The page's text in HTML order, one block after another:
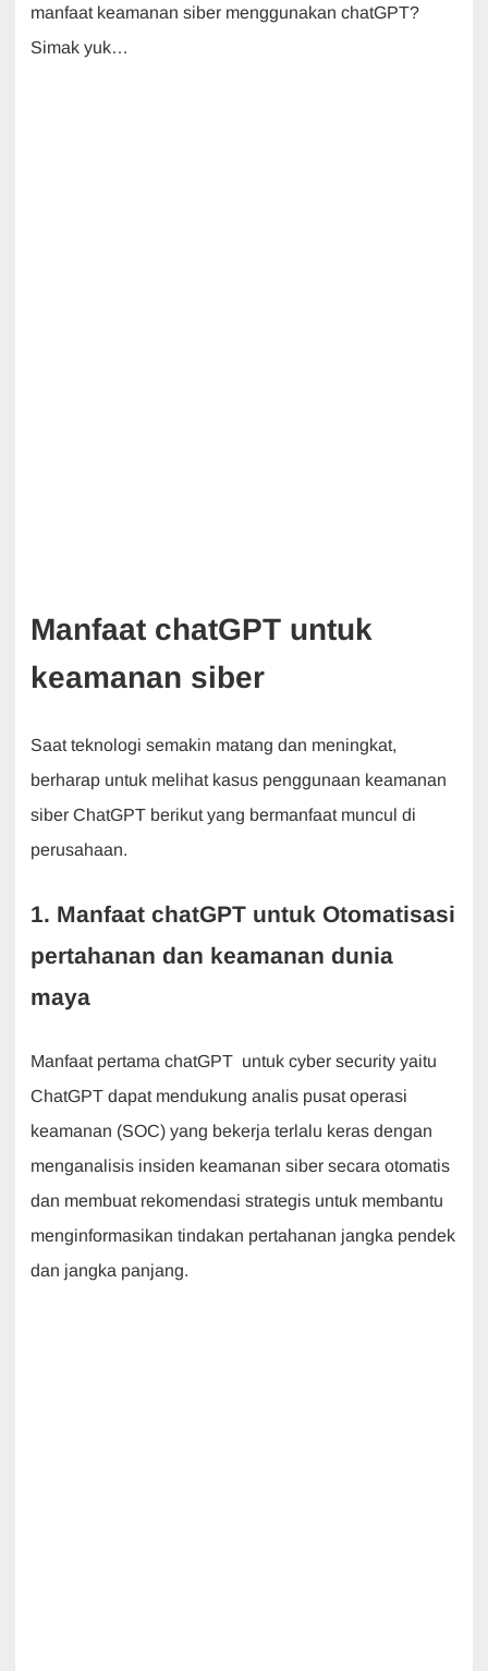
manfaat keamanan siber menggunakan chatGPT?
Simak yuk…
Manfaat chatGPT untuk
keamanan siber
Saat teknologi semakin matang dan meningkat,
berharap untuk melihat kasus penggunaan keamanan
siber ChatGPT berikut yang bermanfaat muncul di
perusahaan.
1. Manfaat chatGPT untuk Otomatisasi
pertahanan dan keamanan dunia
maya
Manfaat pertama chatGPT untuk cyber security yaitu
ChatGPT dapat mendukung analis pusat operasi
keamanan (SOC) yang bekerja terlalu keras dengan
menganalisis insiden keamanan siber secara otomatis
dan membuat rekomendasi strategis untuk membantu
menginformasikan tindakan pertahanan jangka pendek
dan jangka panjang.